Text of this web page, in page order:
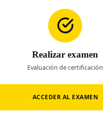
Realizar examen
Evaluación de certificación
ACCEDER AL EXAMEN